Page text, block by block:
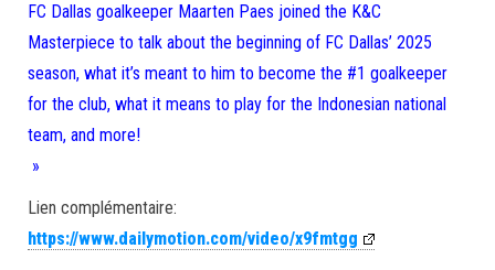
FC Dallas goalkeeper Maarten Paes joined the K&C
Masterpiece to talk about the beginning of FC Dallas’ 2025
season, what it’s meant to him to become the #1 goalkeeper
for the club, what it means to play for the Indonesian national
team, and more!
»
Lien complémentaire:
https://www.dailymotion.com/video/x9fmtgg